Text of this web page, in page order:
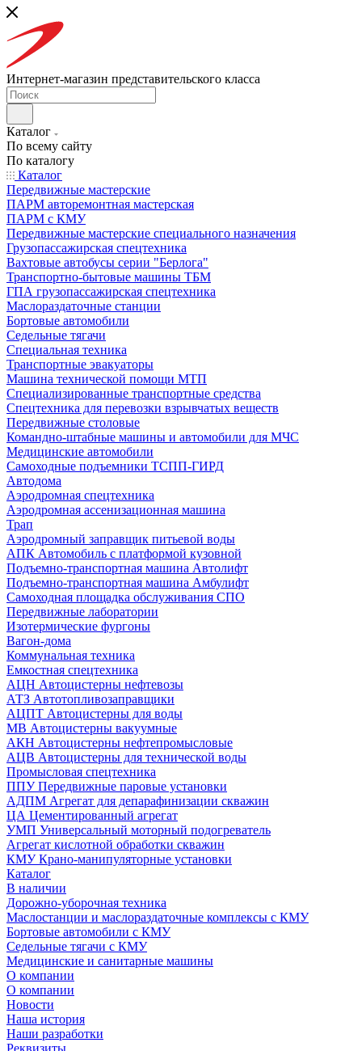
Интернет-магазин представительского класса
Каталог
По всему сайту
По каталогу
Каталог
Передвижные мастерские
ПАРМ авторемонтная мастерская
ПАРМ с КМУ
Передвижные мастерские специального назначения
Грузопассажирская спецтехника
Вахтовые автобусы серии "Берлога"
Транспортно-бытовые машины ТБМ
ГПА грузопассажирская спецтехника
Маслораздаточные станции
Бортовые автомобили
Седельные тягачи
Специальная техника
Транспортные эвакуаторы
Машина технической помощи МТП
Специализированные транспортные средства
Спецтехника для перевозки взрывчатых веществ
Передвижные столовые
Командно-штабные машины и автомобили для МЧС
Медицинские автомобили
Самоходные подъемники ТСПП-ГИРД
Автодома
Аэродромная спецтехника
Аэродромная ассенизационная машина
Трап
Аэродромный заправщик питьевой воды
АПК Автомобиль с платформой кузовной
Подъемно-транспортная машина Автолифт
Подъемно-транспортная машина Амбулифт
Самоходная площадка обслуживания СПО
Передвижные лаборатории
Изотермические фургоны
Вагон-дома
Коммунальная техника
Емкостная спецтехника
АЦН Автоцистерны нефтевозы
АТЗ Автотопливозаправщики
АЦПТ Автоцистерны для воды
МВ Автоцистерны вакуумные
АКН Автоцистерны нефтепромысловые
АЦВ Автоцистерны для технической воды
Промысловая спецтехника
ППУ Передвижные паровые установки
АДПМ Агрегат для депарафинизации скважин
ЦА Цементированный агрегат
УМП Универсальный моторный подогреватель
Агрегат кислотной обработки скважин
КМУ Крано-манипуляторные установки
Каталог
В наличии
Дорожно-уборочная техника
Маслостанции и маслораздаточные комплексы с КМУ
Бортовые автомобили с КМУ
Седельные тягачи с КМУ
Медицинские и санитарные машины
О компании
О компании
Новости
Наша история
Наши разработки
Реквизиты